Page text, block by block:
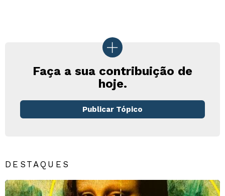
Faça a sua contribuição de
hoje.
Publicar Tópico
DESTAQUES